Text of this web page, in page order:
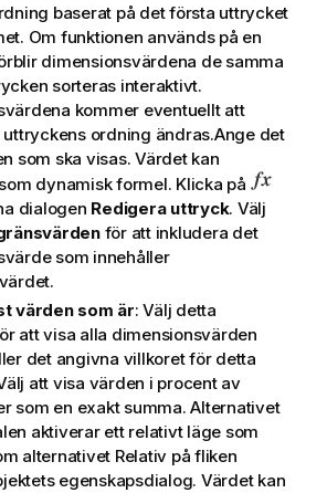
baserat på det första uttrycket
Om funktionen används på en
dimensionsvärdena de samma
sorteras interaktivt.
kommer eventuellt att
uttryckens ordning ändras.Ange det
som ska visas. Värdet kan
dynamisk formel. Klicka på
dialogen Redigera uttryck. Välj
för att inkludera det
som innehåller
värden som är: Välj detta
att visa alla dimensionsvärden
det angivna villkoret för detta
att visa värden i procent av
som en exakt summa. Alternativet
aktiverar ett relativt läge som
alternativet Relativ på fliken
egenskapsdialog. Värdet kan